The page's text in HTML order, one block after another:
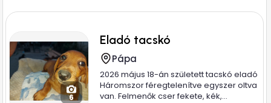
6
Eladó tacskó
Pápa
2026 május 18-án született tacskó eladó
Háromszor féregtelenítve egyszer oltva
van. Felmenők cser fekete, kék,...